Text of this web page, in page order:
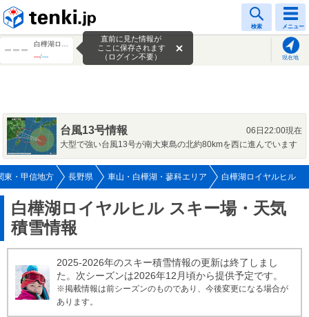
検索 メニュー
---/--- 現在地
直前に見た情報が
ここに保存されます
（ログイン不要）
台風13号情報
06日22:00現在
大型で強い台風13号が南大東島の北約80kmを西に進んでいます
東・甲信地方 長野県 車山・白樺湖・蓼科エリア 白樺湖ロイヤルヒル
白樺湖ロイヤルヒル スキー場・天気
積雪情報
2025-2026年のスキー積雪情報の更新は終了しまし
た。次シーズンは2026年12月頃から提供予定です。
※掲載情報は前シーズンのものであり、今後変更になる場合が
あります。